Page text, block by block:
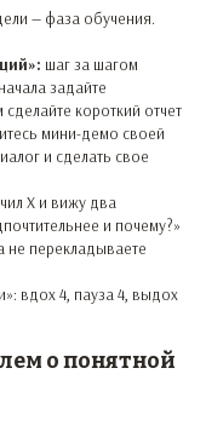
— фаза обучения.
шаг за шагом
задайте
короткий отчет
мини-демо своей
и сделать свое
X и вижу два
и почему?»
не перекладываете
вдох 4, пауза 4, выдох
о понятной